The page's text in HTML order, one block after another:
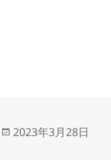
投
2023年3月28日